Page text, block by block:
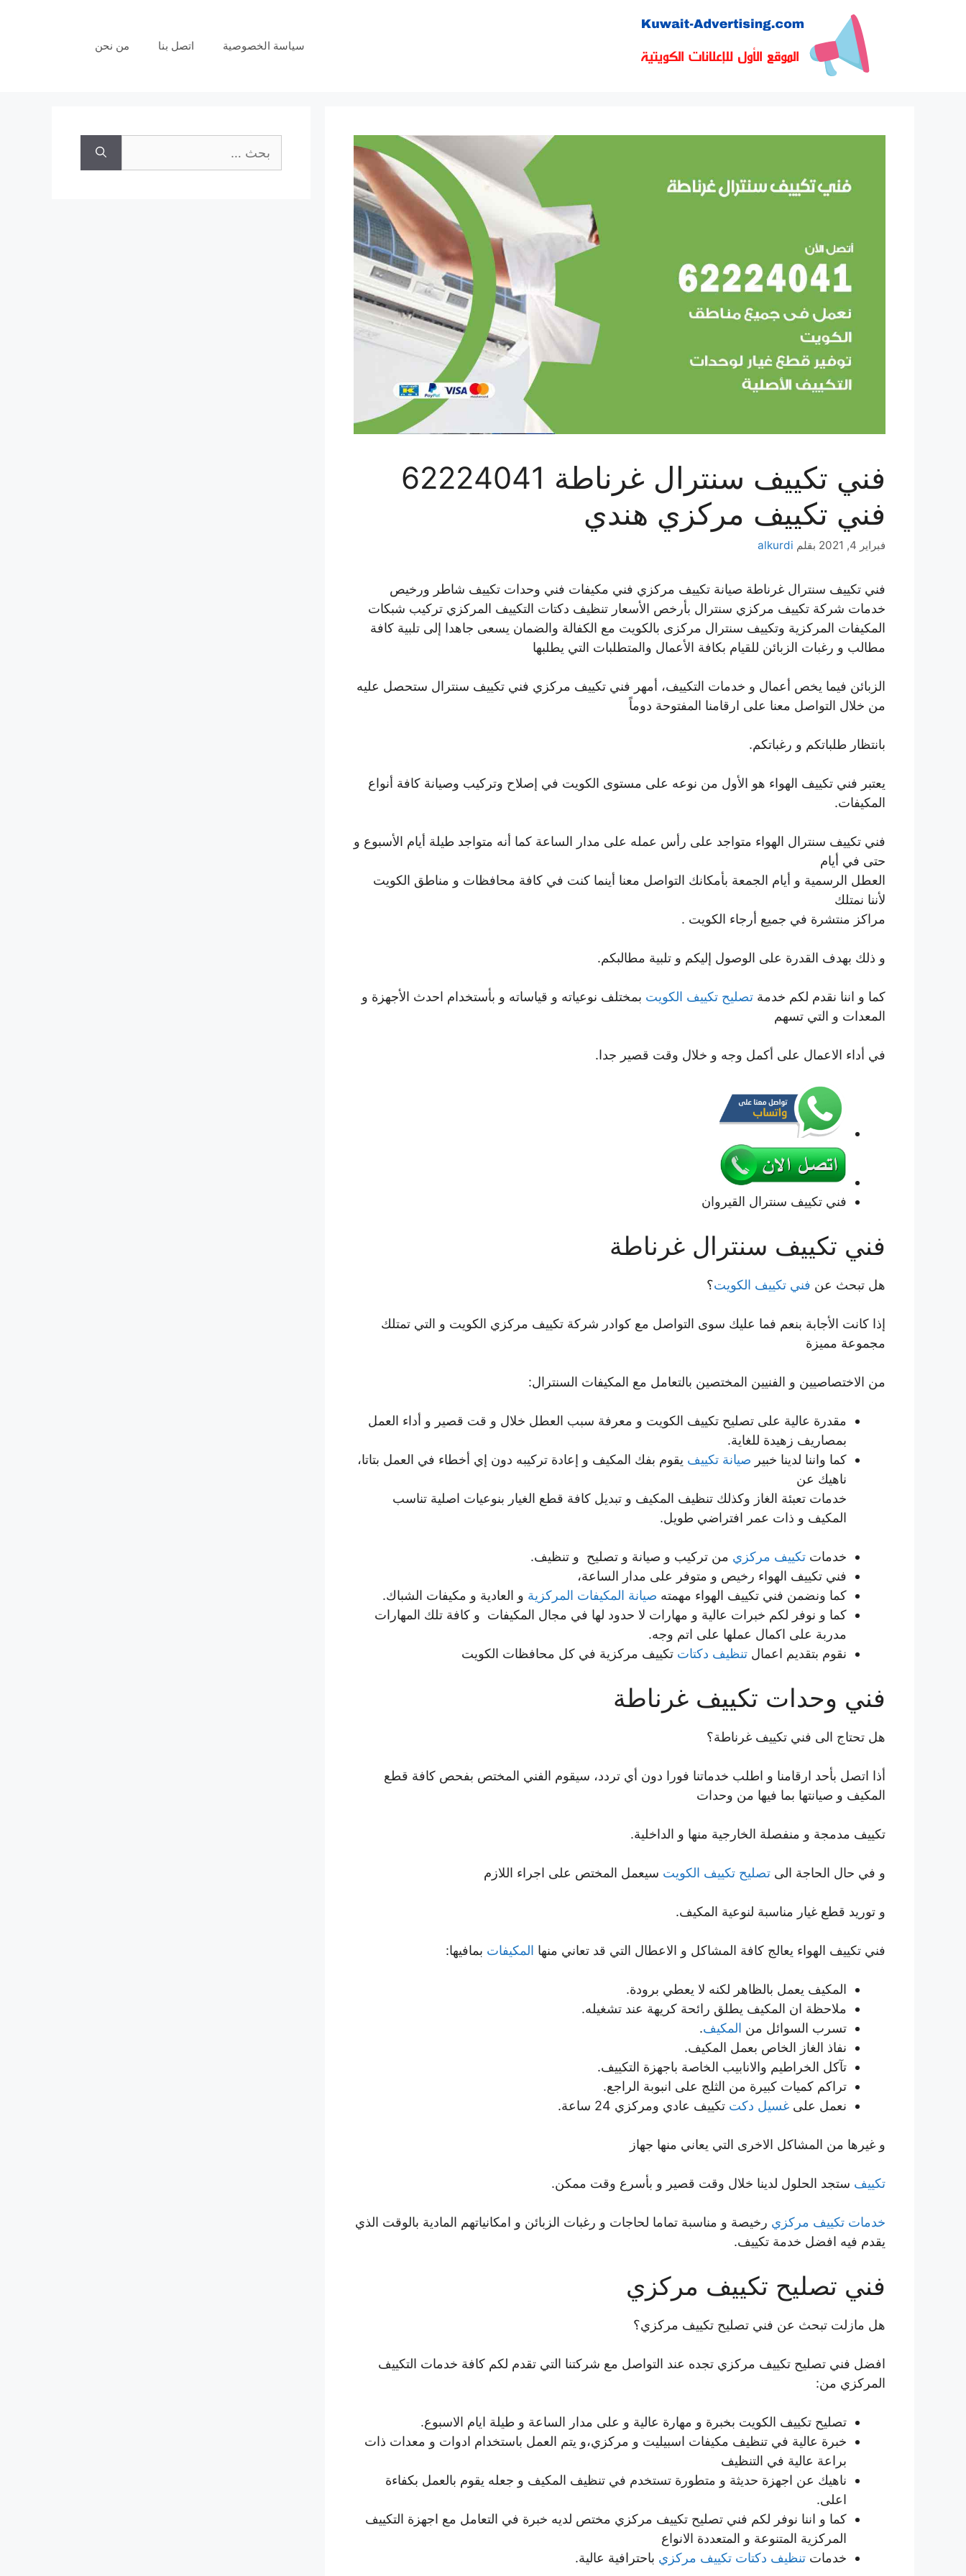
سياسة الخصوصية اتصل بنا من نحن
فني تكييف سنترال غرناطة 62224041
فني تكييف مركزي هندي
فبراير 4, 2021 بقلم alkurdi
فني تكييف سنترال غرناطة صيانة تكييف مركزي فني مكيفات فني وحدات تكييف شاطر ورخيص
خدمات شركة تكييف مركزي سنترال بأرخص الأسعار تنظيف دكتات التكييف المركزي تركيب شبكات
المكيفات المركزية وتكييف سنترال مركزى بالكويت مع الكفالة والضمان يسعى جاهدا إلى تلبية كافة
مطالب و رغبات الزبائن للقيام بكافة الأعمال والمتطلبات التي يطلبها
الزبائن فيما يخص أعمال و خدمات التكييف، أمهر فني تكييف مركزي فني تكييف سنترال ستحصل عليه
من خلال التواصل معنا على ارقامنا المفتوحة دوماً
بانتظار طلباتكم و رغباتكم.
يعتبر فني تكييف الهواء هو الأول من نوعه على مستوى الكويت في إصلاح وتركيب وصيانة كافة أنواع
المكيفات.
فني تكييف سنترال الهواء متواجد على رأس عمله على مدار الساعة كما أنه متواجد طيلة أيام الأسبوع و
حتى في أيام
العطل الرسمية و أيام الجمعة بأمكانك التواصل معنا أينما كنت في كافة محافظات و مناطق الكويت
لأننا نمتلك
مراكز منتشرة في جميع أرجاء الكويت .
و ذلك بهدف القدرة على الوصول إليكم و تلبية مطالبكم.
كما و اننا نقدم لكم خدمة تصليح تكييف الكويت بمختلف نوعياته و قياساته و بأستخدام احدث الأجهزة و
المعدات و التي تسهم
في أداء الاعمال على أكمل وجه و خلال وقت قصير جدا.
فني تكييف سنترال القيروان
فني تكييف سنترال غرناطة
هل تبحث عن فني تكييف الكويت؟
إذا كانت الأجابة بنعم فما عليك سوى التواصل مع كوادر شركة تكييف مركزي الكويت و التي تمتلك
مجموعة مميزة
من الاختصاصيين و الفنيين المختصين بالتعامل مع المكيفات السنترال:
مقدرة عالية على تصليح تكييف الكويت و معرفة سبب العطل خلال و قت قصير و أداء العمل
بمصاريف زهيدة للغاية.
كما واننا لدينا خبير صيانة تكييف يقوم بفك المكيف و إعادة تركيبه دون إي أخطاء في العمل بتاتا،
ناهيك عن
خدمات تعبئة الغاز وكذلك تنظيف المكيف و تبديل كافة قطع الغيار بنوعيات اصلية تناسب
المكيف و ذات عمر افتراضي طويل.
خدمات تكييف مركزي من تركيب و صيانة و تصليح و تنظيف.
فني تكييف الهواء رخيص و متوفر على مدار الساعة،
كما ونضمن فني تكييف الهواء مهمته صيانة المكيفات المركزية و العادية و مكيفات الشباك.
كما و نوفر لكم خبرات عالية و مهارات لا حدود لها في مجال المكيفات و كافة تلك المهارات
مدربة على اكمال عملها على اتم وجه.
نقوم بتقديم اعمال تنظيف دكتات تكييف مركزية في كل محافظات الكويت
فني وحدات تكييف غرناطة
هل تحتاج الى فني تكييف غرناطة؟
أذا اتصل بأحد ارقامنا و اطلب خدماتنا فورا دون أي تردد، سيقوم الفني المختص بفحص كافة قطع
المكيف و صيانتها بما فيها من وحدات
تكييف مدمجة و منفصلة الخارجية منها و الداخلية.
و في حال الحاجة الى تصليح تكييف الكويت سيعمل المختص على اجراء اللازم
و توريد قطع غيار مناسبة لنوعية المكيف.
فني تكييف الهواء يعالج كافة المشاكل و الاعطال التي قد تعاني منها المكيفات بمافيها:
المكيف يعمل بالظاهر لكنه لا يعطي برودة.
ملاحظة ان المكيف يطلق رائحة كريهة عند تشغيله.
تسرب السوائل من المكيف.
نفاذ الغاز الخاص بعمل المكيف.
تآكل الخراطيم والانابيب الخاصة باجهزة التكييف.
تراكم كميات كبيرة من الثلج على انبوبة الراجع.
نعمل على غسيل دكت تكييف عادي ومركزي 24 ساعة.
و غيرها من المشاكل الاخرى التي يعاني منها جهاز
تكييف ستجد الحلول لدينا خلال وقت قصير و بأسرع وقت ممكن.
خدمات تكييف مركزي رخيصة و مناسبة تماما لحاجات و رغبات الزبائن و امكانياتهم المادية بالوقت الذي
يقدم فيه افضل خدمة تكييف.
فني تصليح تكييف مركزي
هل مازلت تبحث عن فني تصليح تكييف مركزي؟
افضل فني تصليح تكييف مركزي تجده عند التواصل مع شركتنا التي تقدم لكم كافة خدمات التكييف
المركزي من:
تصليح تكييف الكويت بخبرة و مهارة عالية و على مدار الساعة و طيلة ايام الاسبوع.
خبرة عالية في تنظيف مكيفات اسبيليت و مركزي،و يتم العمل باستخدام ادوات و معدات ذات
براعة عالية في التنظيف
ناهيك عن اجهزة حديثة و متطورة تستخدم في تنظيف المكيف و جعله يقوم بالعمل بكفاءة
اعلى.
كما و اننا نوفر لكم فني تصليح تكييف مركزي مختص لديه خبرة في التعامل مع اجهزة التكييف
المركزية المتنوعة و المتعددة الانواع
خدمات تنظيف دكتات تكييف مركزي باحترافية عالية.
عن: